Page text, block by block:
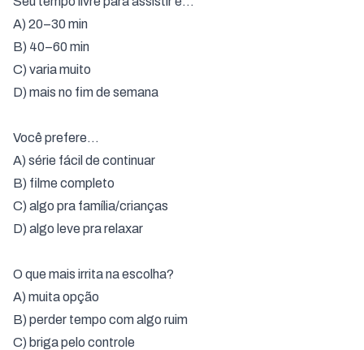
A) 20–30 min
B) 40–60 min
C) varia muito
D) mais no fim de semana
Você prefere…
A) série fácil de continuar
B) filme completo
C) algo pra família/crianças
D) algo leve pra relaxar
O que mais irrita na escolha?
A) muita opção
B) perder tempo com algo ruim
C) briga pelo controle